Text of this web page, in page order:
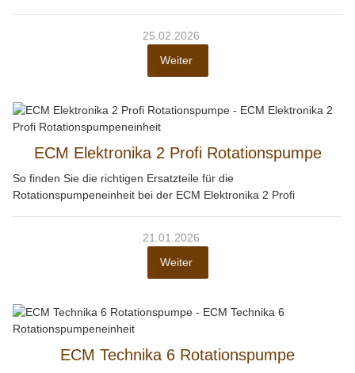
25.02.2026
Weiter
ECM Elektronika 2 Profi Rotationspumpe
So finden Sie die richtigen Ersatzteile für die
Rotationspumpeneinheit bei der ECM Elektronika 2 Profi
21.01.2026
Weiter
ECM Technika 6 Rotationspumpe